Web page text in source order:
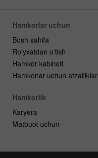
Hamkorlar uchun
Bosh sahifa
Ro'yxatdan o'tish
Hamkor kabineti
Hamkorlar uchun afzalliklar
Hamkorlik
Karyera
Matbuot uchun